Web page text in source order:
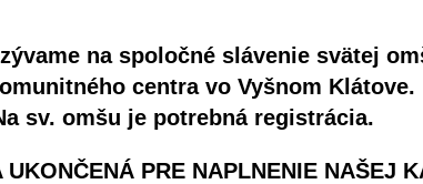
na spoločné slávenie svätej
centra vo Vyšnom Klátove.
sv. omšu je potrebná registrácia.
PRE NAPLNENIE NAŠEJ